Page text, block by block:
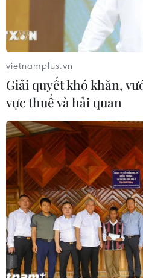
vietnamplus.vn
Giải quyết khó khăn,
vực thuế và hải quan